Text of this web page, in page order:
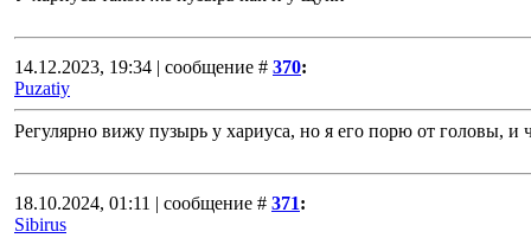
14.12.2023, 19:34 | сообщение # 370:
Puzatiy
Регулярно вижу пузырь у хариуса, но я его порю от головы,
18.10.2024, 01:11 | сообщение # 371:
Sibirus